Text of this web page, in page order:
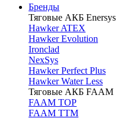
Бренды
Тяговые АКБ Enersys
Hawker ATEX
Hawker Evolution
Ironclad
NexSys
Hawker Perfect Plus
Hawker Water Less
Тяговые АКБ FAAM
FAAM TOP
FAAM TTM